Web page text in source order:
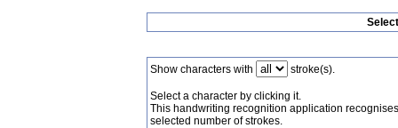
Show characters with stroke(s).
Select a character by clicking it.
This handwriting recognition application
selected number of strokes.